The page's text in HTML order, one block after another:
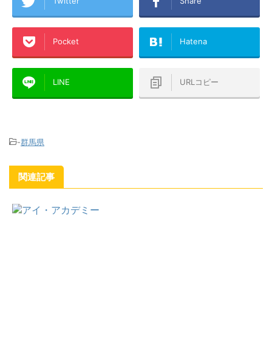
Pocket Hatena
LINE URLコピー
-群馬県
関連記事